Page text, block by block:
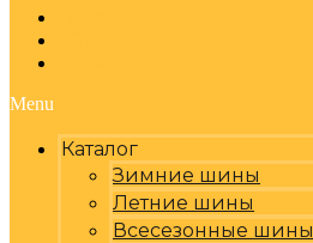
Menu
Каталог
Зимние шины
Летние шины
Всесезонные шины